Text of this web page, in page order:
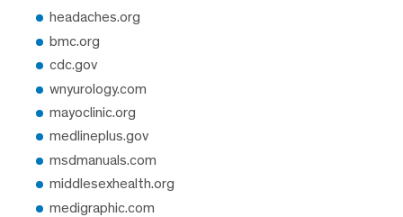
headaches.org
bmc.org
cdc.gov
wnyurology.com
mayoclinic.org
medlineplus.gov
msdmanuals.com
middlesexhealth.org
medigraphic.com